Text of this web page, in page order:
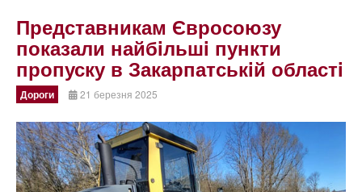
Представникам Євросоюзу
показали найбiльшi пункти
пропуску в Закарпатськiй областi
Дороги 21 березня 2025